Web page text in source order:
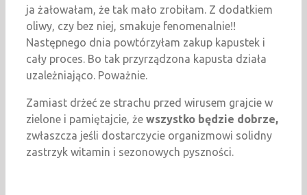
ja żałowałam, że tak mało zrobiłam. Z dodatkiem
oliwy, czy bez niej, smakuje fenomenalnie!!
Następnego dnia powtórzyłam zakup kapustek i
cały proces. Bo tak przyrządzona kapusta działa
uzależniająco. Poważnie.
Zamiast drżeć ze strachu przed wirusem grajcie w
zielone i pamiętajcie, że wszystko będzie dobrze,
zwłaszcza jeśli dostarczycie organizmowi solidny
zastrzyk witamin i sezonowych pyszności.